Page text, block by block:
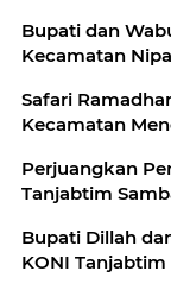
Bupati dan Wabup Monev
Kecamatan
Safari
Kecamatan
Perjuangkan
Tanjabtim
Bupati Dillah dan Wakil Hadiri
KONI Tanjabtim